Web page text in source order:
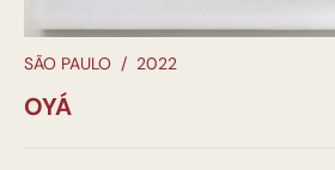
SÃO PAULO / 2022
OYÁ